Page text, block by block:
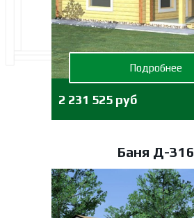
2 231 525 руб
Подробнее
Баня Д-316